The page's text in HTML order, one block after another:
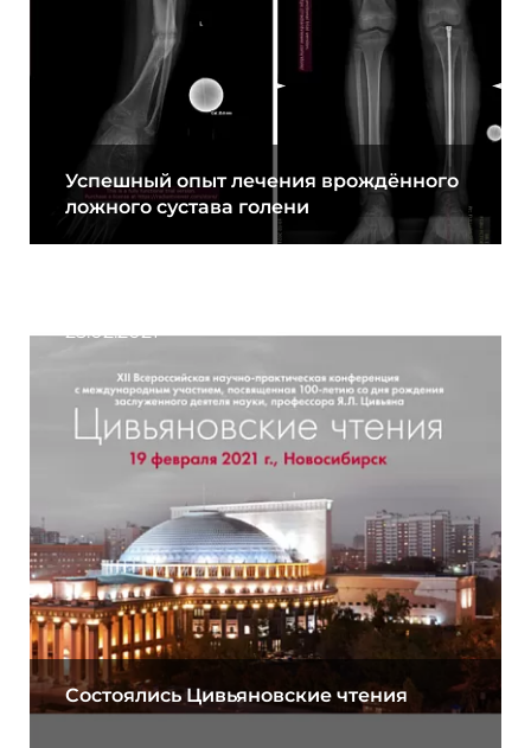
Успешный опыт лечения врождённого
ложного сустава голени
25.02.2021
Состоялись Цивьяновские чтения